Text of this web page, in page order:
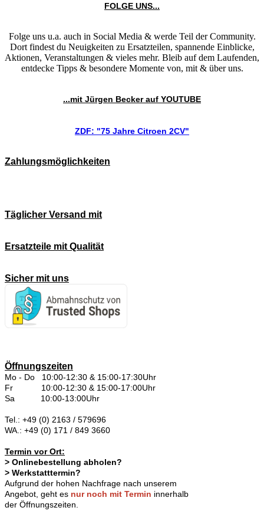
FOLGE UNS...
Folge uns u.a. auch in Social Media & werde Teil der Community.
Dort findest du Neuigkeiten zu Ersatzteilen, spannende Einblicke,
Aktionen, Veranstaltungen & vieles mehr. Bleib auf dem Laufenden,
entdecke Tipps & besondere Momente von, mit & über uns.
...mit Jürgen Becker auf YOUTUBE
ZDF: "75 Jahre Citroen 2CV"
Zahlungsmöglichkeiten
Täglicher Versand mit
Ersatzteile mit Qualität
Sicher mit uns
Öffnungszeiten
Mo - Do 10:00-12:30 & 15:00-17:30Uhr
Fr 10:00-12:30 & 15:00-17:00Uhr
Sa 10:00-13:00Uhr
Tel.: +49 (0) 2163 / 579696
WA.: +49 (0) 171 / 849 3660
Termin vor Ort:
> Onlinebestellung abholen?
> Werkstatttermin?
Aufgrund der hohen Nachfrage nach unserem
Angebot, geht es nur noch mit Termin innerhalb
der Öffnungszeiten.